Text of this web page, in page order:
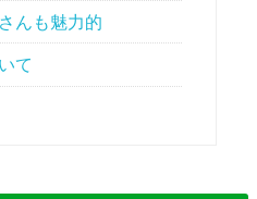
んも魅力的
て